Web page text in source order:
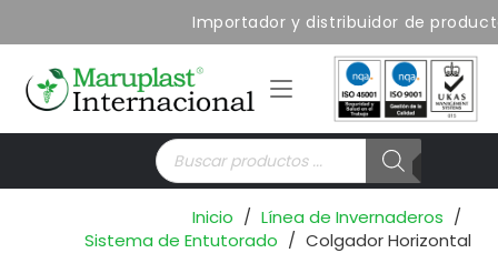
Importador y distribuidor de
Búsqueda
de
productos
Inicio / Línea de Invernaderos /
Sistema de Entutorado / Colgador Horizontal